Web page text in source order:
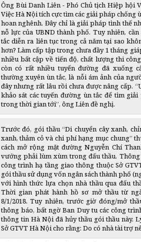
Ông Bùi Danh Liên - Phó Chủ tịch Hiệp hội
Việc Hà Nội tích cực tìm các giải pháp chống
hoan nghênh. Đây chỉ là giải pháp tình thế
nỗ lực của UBND thành phố. Tuy nhiên,
tắc diễn ra liên tục trong cả năm tại sao
hơn? Làm cấp tập trong chưa đầy 1 tháng
nhiều bất cập về tiến độ, chất lượng thi
còn có rất nhiều tuyến đường đã xuống
thường xuyên ùn tắc, là nỗi ám ảnh của
đây nhưng rất lâu rồi chưa được nâng cấp.
khảo sát các tuyến đường ùn tắc để tìm
trong thời gian tới”, ông Liên đề nghị.
Trước đó, gói thầu “Di chuyển cây xanh,
xanh, thảm cỏ và chi phí hạng mục chung”
cách mở rộng mặt đường Nguyễn Chí
vướng phải lùm xùm trong đấu thầu. Thông
công trình hạ tầng giao thông thuộc Sở
gói thầu sử dụng vốn ngân sách thành phố
với hình thức lựa chọn nhà thầu qua đấu
Thời gian phát hành hồ sơ mở thầu từ
8/1/2018. Tuy nhiên, trước giờ đóng/mở
thông báo, bất ngờ Ban Duy tu các công
thông tin Hà Nội đã hủy thầu gói thầu này.
Sở GTVT Hà Nội cho rằng: Do có nhà tài trợ